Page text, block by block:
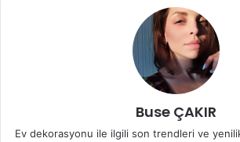
Buse ÇAKIR
Ev dekorasyonu ile ilgili son trendleri ve